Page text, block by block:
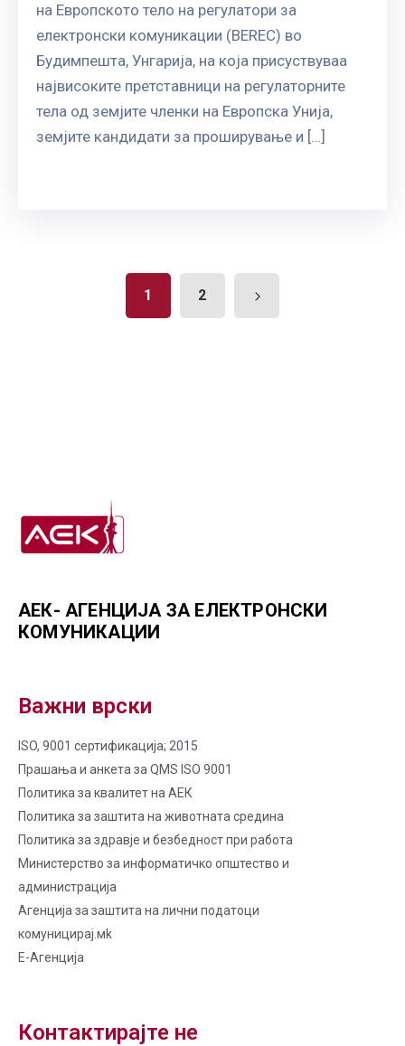
на Европското тело на регулатори за
електронски комуникации (BEREC) во
Будимпешта, Унгарија, на која присуствуваа
највисоките претставници на регулаторните
тела од земјите членки на Европска Унија,
земјите кандидати за проширување и […]
1 2
АЕК- АГЕНЦИЈА ЗА ЕЛЕКТРОНСКИ
КОМУНИКАЦИИ
Важни врски
ISO, 9001 сертификација; 2015
Прашања и анкета за QMS ISO 9001
Политика за квалитет на AЕК
Политика за заштита на животната средина
Политика за здравје и безбедност при работа
Министерство за информатичко општество и
администрација
Агенција за заштита на лични податоци
комуницирај.мk
Е-Агенција
Контактирајте не